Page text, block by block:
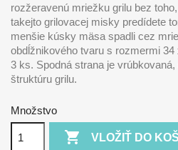
rozžeravenú mriežku grilu bez
takejto grilovacej misky predídete
menšie kúsky mäsa spadli cez
obdĺžnikového tvaru s rozmermi
3 ks. Spodná strana je
štruktúru grilu.
Množstvo
 VLOŽIŤ DO